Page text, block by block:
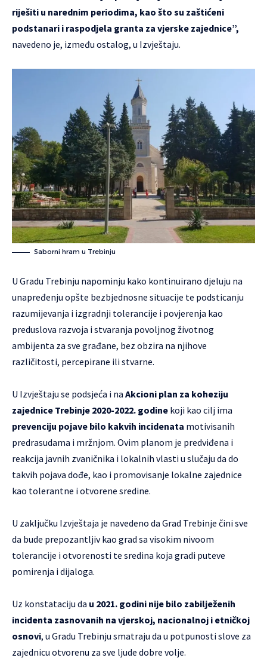
riješiti u narednim periodima, kao što su zaštićeni
podstanari i raspodjela granta za vjerske zajednice”,
navedeno je, između ostalog, u Izvještaju.
Saborni hram u Trebinju
U Gradu Trebinju napominju kako kontinuirano djeluju na
unapređenju opšte bezbjednosne situacije te podsticanju
razumijevanja i izgradnji tolerancije i povjerenja kao
preduslova razvoja i stvaranja povoljnog životnog
ambijenta za sve građane, bez obzira na njihove
različitosti, percepirane ili stvarne.
U Izvještaju se podsjeća i na Akcioni plan za koheziju
zajednice Trebinje 2020-2022. godine koji kao cilj ima
prevenciju pojave bilo kakvih incidenata motivisanih
predrasudama i mržnjom. Ovim planom je predviđena i
reakcija javnih zvaničnika i lokalnih vlasti u slučaju da do
takvih pojava dođe, kao i promovisanje lokalne zajednice
kao tolerantne i otvorene sredine.
U zaključku Izvještaja je navedeno da Grad Trebinje čini sve
da bude prepozantljiv kao grad sa visokim nivoom
tolerancije i otvorenosti te sredina koja gradi puteve
pomirenja i dijaloga.
Uz konstataciju da u 2021. godini nije bilo zabilježenih
incidenta zasnovanih na vjerskoj, nacionalnoj i etničkoj
osnovi, u Gradu Trebinju smatraju da u potpunosti slove za
zajednicu otvorenu za sve ljude dobre volje.